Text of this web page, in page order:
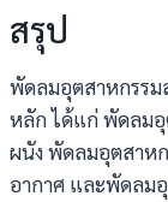
สรุป
พัดลมอุตสาหกรรม
หลัก ได้แก่ พัดลม
ผนัง พัดลมอุตสาห
อากาศ และพัดลม